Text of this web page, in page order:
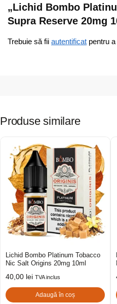
„Lichid Bombo
Supra Reserve 20mg
Trebuie să fii autentificat pentru
Produse similare
Lichid Bombo Platinum Tobacco
Nic Salt Origins 20mg 10ml
40,00 lei TVA inclus
Adaugă în coș